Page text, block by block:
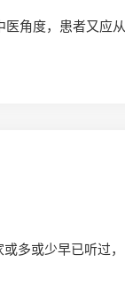
角度，患者又应从
多或少早已听过，